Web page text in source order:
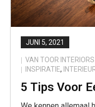
JUNI 5, 2021
VAN TOOR INTERIORS
INSPIRATIE,
5 Tips Voor